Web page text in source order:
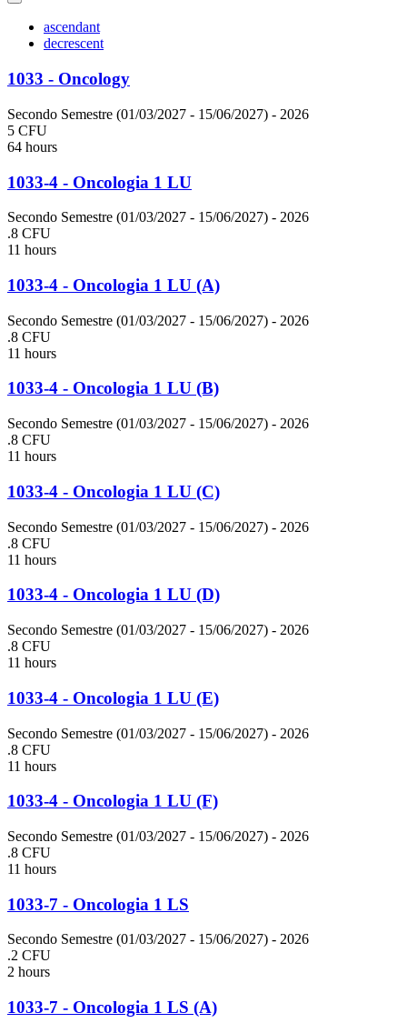
ascendant
decrescent
1033 - Oncology
Secondo Semestre (01/03/2027 - 15/06/2027) - 2026
5 CFU
64 hours
1033-4 - Oncologia 1 LU
Secondo Semestre (01/03/2027 - 15/06/2027) - 2026
.8 CFU
11 hours
1033-4 - Oncologia 1 LU (A)
Secondo Semestre (01/03/2027 - 15/06/2027) - 2026
.8 CFU
11 hours
1033-4 - Oncologia 1 LU (B)
Secondo Semestre (01/03/2027 - 15/06/2027) - 2026
.8 CFU
11 hours
1033-4 - Oncologia 1 LU (C)
Secondo Semestre (01/03/2027 - 15/06/2027) - 2026
.8 CFU
11 hours
1033-4 - Oncologia 1 LU (D)
Secondo Semestre (01/03/2027 - 15/06/2027) - 2026
.8 CFU
11 hours
1033-4 - Oncologia 1 LU (E)
Secondo Semestre (01/03/2027 - 15/06/2027) - 2026
.8 CFU
11 hours
1033-4 - Oncologia 1 LU (F)
Secondo Semestre (01/03/2027 - 15/06/2027) - 2026
.8 CFU
11 hours
1033-7 - Oncologia 1 LS
Secondo Semestre (01/03/2027 - 15/06/2027) - 2026
.2 CFU
2 hours
1033-7 - Oncologia 1 LS (A)